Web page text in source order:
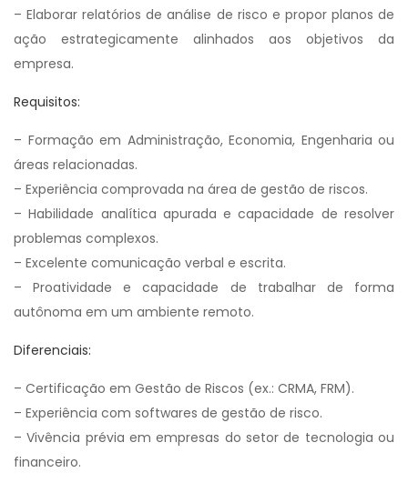
– Elaborar relatórios de análise de risco e propor planos de
ação estrategicamente alinhados aos objetivos da
empresa.
Requisitos:
– Formação em Administração, Economia, Engenharia ou
áreas relacionadas.
– Experiência comprovada na área de gestão de riscos.
– Habilidade analítica apurada e capacidade de resolver
problemas complexos.
– Excelente comunicação verbal e escrita.
– Proatividade e capacidade de trabalhar de forma
autônoma em um ambiente remoto.
Diferenciais:
– Certificação em Gestão de Riscos (ex.: CRMA, FRM).
– Experiência com softwares de gestão de risco.
– Vivência prévia em empresas do setor de tecnologia ou
financeiro.